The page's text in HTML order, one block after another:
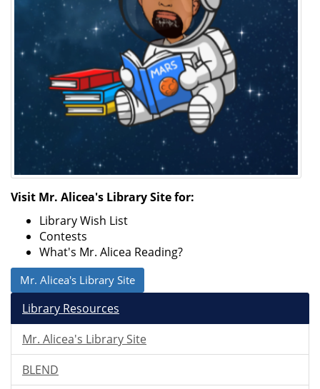
Visit Mr. Alicea's Library Site for:
Library Wish List
Contests
What's Mr. Alicea Reading?
Mr. Alicea's Library Site
Library Resources
Mr. Alicea's Library Site
BLEND